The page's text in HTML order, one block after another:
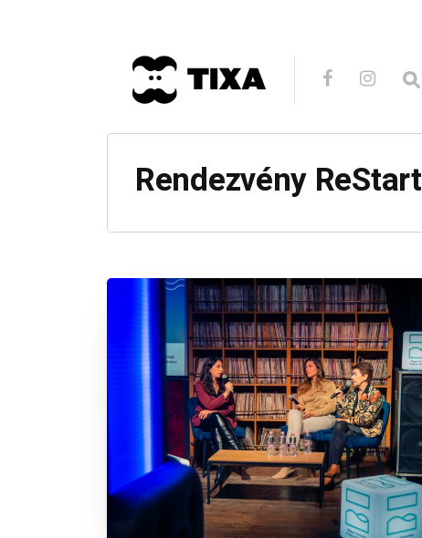
Rendezvény ReStart